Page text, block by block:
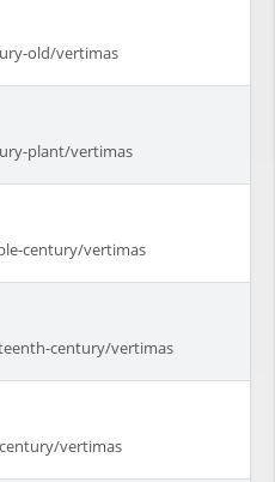
old/vertimas
plant/vertimas
century/vertimas
century/vertimas
vertimas